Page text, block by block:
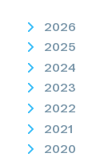
2026
2025
2024
2023
2022
2021
2020